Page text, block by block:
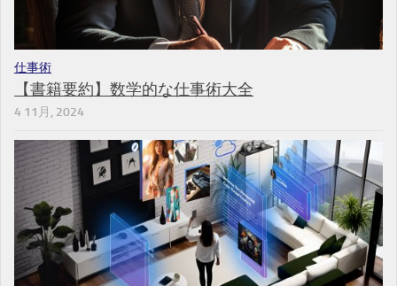
仕事術
【書籍要約】数学的な仕事術大全
4 11月, 2024